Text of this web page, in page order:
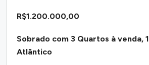
R$1.200.000,00
Sobrado com 3 Quartos à venda,
Atlântico